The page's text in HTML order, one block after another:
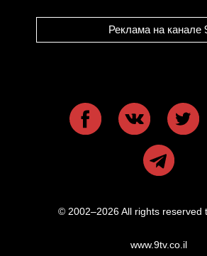
Реклама на канале
© 2002–2026 All rights reserved
www.9tv.co.il